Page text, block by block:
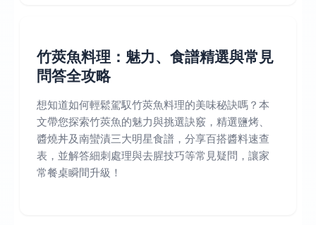
竹莢魚料理：魅力、食譜精選與常見
問答全攻略
想知道如何輕鬆駕馭竹莢魚料理的美味秘訣嗎？本
文帶您探索竹莢魚的魅力與挑選訣竅，精選鹽烤、
醬燒丼及南蠻漬三大明星食譜，分享百搭醬料速查
表，並解答細刺處理與去腥技巧等常見疑問，讓家
常餐桌瞬間升級！